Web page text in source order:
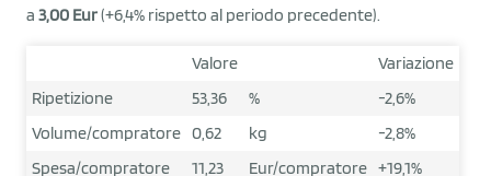
a 3,00 Eur(+6,4% rispetto al periodo precedente).
Valore
Variazione
Ripetizione
53,36 %
-2,6%
Volume/compratore 0,62 kg
-2,8%
Spesa/compratore
11,23 Eur/compratore +19,1%